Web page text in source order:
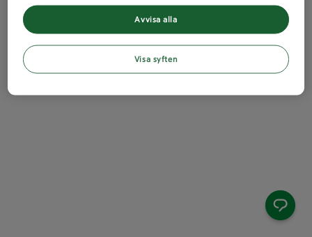
Avvisa alla
Visa syften